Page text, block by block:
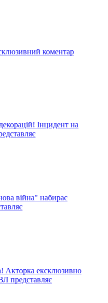
коментар
Інцидент на
війна" набирає
Акторка ексклюзивно
представляє